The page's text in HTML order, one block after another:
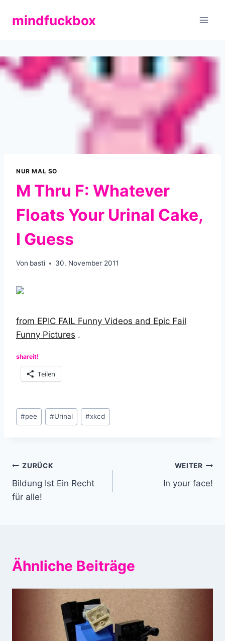
Inhaltmindfuckbox
NUR MAL SO
M Thru F: Whatever
Floats Your Urinal Cake,
I Guess
Von basti 30. November 2011
from EPIC FAIL Funny Videos and Epic Fail
Funny Pictures .
shareit!
Teilen
Schlagworte:
#pee #Urinal #xkcd
Beitragsnavigation
ZURÜCK
Bildung Ist Ein Recht
für alle!
WEITER
In your face!
Ähnliche Beiträge